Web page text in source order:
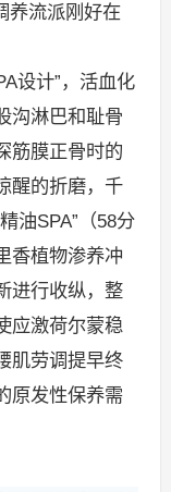
养流派刚好在
设计”，活血化
沟淋巴和耻骨
筋膜正骨时的
醒的折磨，千
油SPA”（58分
香植物渗养冲
进行收纵，整
应激荷尔蒙稳
肌劳调提早终
原发性保养需